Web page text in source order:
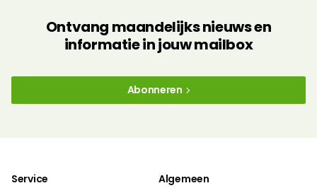
Ontvang maandelijks nieuws en
informatie in jouw mailbox
Abonneren
Service Algemeen